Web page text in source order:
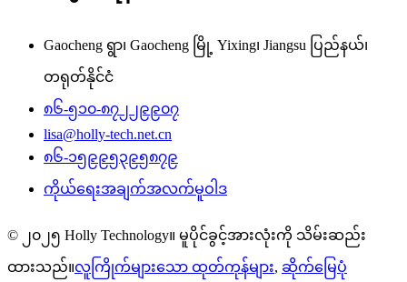
Gaocheng ရွာ၊ Gaocheng မြို့ Yixing၊ Jiangsu ပြည်နယ်၊
တရုတ်နိုင်ငံ
၈၆-၅၁၀-၈၇၂၂၉၉၀၇
lisa@holly-tech.net.cn
၈၆-၁၅၉၉၅၃၉၅၈၇၉
ကိုယ်ရေးအချက်အလက်မူဝါဒ
© ၂၀၂၅ Holly Technology။ မူပိုင်ခွင့်အားလုံးကို သိမ်းဆည်း
ထားသည်။လူကြိုက်များသော ထုတ်ကုန်များ, ဆိုက်မြေပုံ